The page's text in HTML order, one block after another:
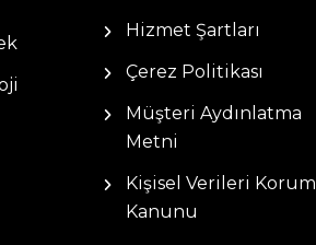
Hizmet Şartları
Çerez Politikası
Müşteri Aydınlatma
Metni
Kişisel Verileri
Kanunu